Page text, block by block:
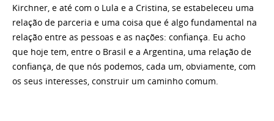
Kirchner, e até com o Lula e a Cristina, se estabeleceu uma
relação de parceria e uma coisa que é algo fundamental na
relação entre as pessoas e as nações: confiança. Eu acho
que hoje tem, entre o Brasil e a Argentina, uma relação de
confiança, de que nós podemos, cada um, obviamente, com
os seus interesses, construir um caminho comum.